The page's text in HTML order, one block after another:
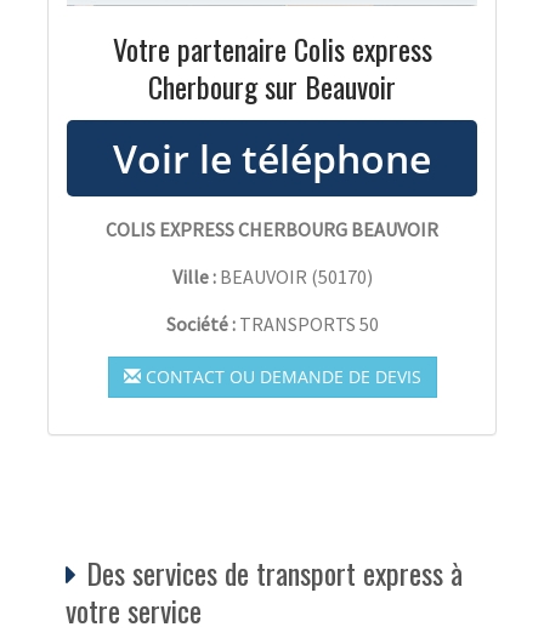
Votre partenaire Colis express
Cherbourg sur Beauvoir
COLIS EXPRESS CHERBOURG BEAUVOIR
Ville : BEAUVOIR (50170)
Société : TRANSPORTS 50
CONTACT OU DEMANDE DE DEVIS
Des services de transport express à
votre service